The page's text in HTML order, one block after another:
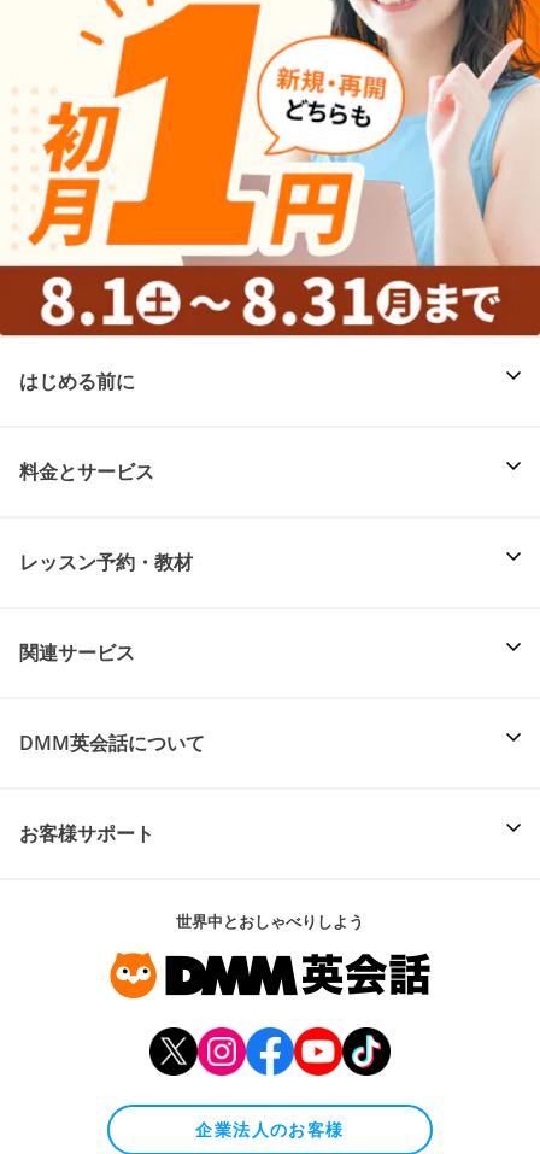
はじめる前に
料金とサービス
レッスン予約・教材
関連サービス
DMM英会話について
お客様サポート
世界中とおしゃべりしよう
企業法人のお客様